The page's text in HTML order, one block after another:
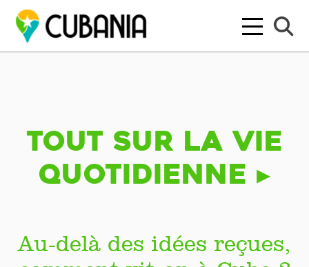
Tout sur la vie
quotidienne ▸
Au-delà des idées reçues,